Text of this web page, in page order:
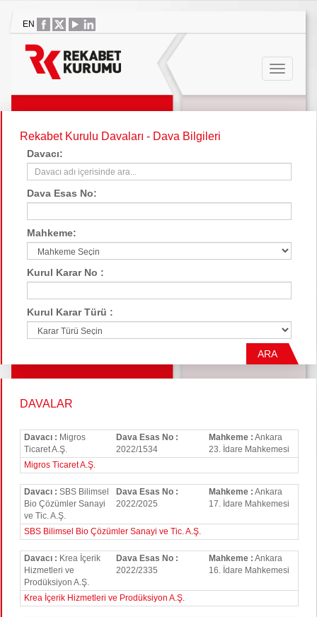
EN
Rekabet Kurulu Davaları - Dava Bilgileri
Davacı:
Dava Esas No:
Mahkeme:
Kurul Karar No :
Kurul Karar Türü :
ARA
DAVALAR
Davacı : Migros
Ticaret A.Ş.
Dava Esas No :
2022/1534
Mahkeme : Ankara
23. İdare Mahkemesi
Migros Ticaret A.Ş.
Davacı : SBS Bilimsel
Bio Çözümler Sanayi
ve Tic. A.Ş.
Dava Esas No :
2022/2025
Mahkeme : Ankara
17. İdare Mahkemesi
SBS Bilimsel Bio Çözümler Sanayi ve Tic. A.Ş.
Davacı : Krea İçerik
Hizmetleri ve
Prodüksiyon A.Ş.
Dava Esas No :
2022/2335
Mahkeme : Ankara
16. İdare Mahkemesi
Krea İçerik Hizmetleri ve Prodüksiyon A.Ş.